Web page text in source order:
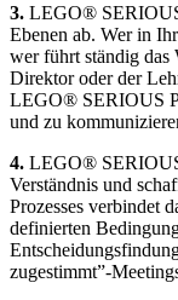
3. LEGO®
Ebenen ab. Wer in
wer führt ständig das
Direktor oder der
LEGO® SERIOUS
und zu
4. LEGO®
Verständnis und
Prozesses verbindet
definierten
zugestimmt”-